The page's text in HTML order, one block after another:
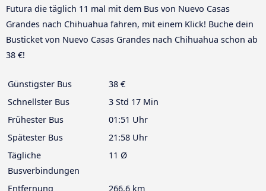
Futura die täglich 11 mal mit dem Bus von Nuevo Casas
Grandes nach Chihuahua fahren, mit einem Klick! Buche dein
Busticket von Nuevo Casas Grandes nach Chihuahua schon ab
38 €!
Günstigster Bus
38 €
Schnellster Bus
3 Std 17 Min
Frühester Bus
01:51 Uhr
Spätester Bus
21:58 Uhr
Tägliche
Busverbindungen
11 Ø
Entfernung
266,6 km